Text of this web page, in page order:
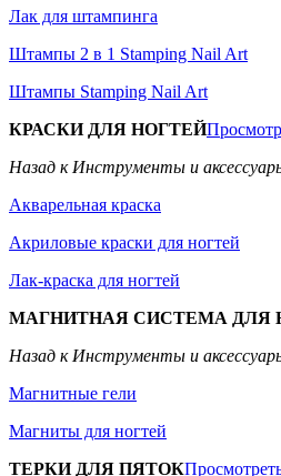
Лак для штампинга
Штампы 2 в 1 Stamping Nail Art
Штампы Stamping Nail Art
КРАСКИ ДЛЯ НОГТЕЙ
Назад к Инструменты и
Акварельная краска
Акриловые краски для ногтей
Лак-краска для ногтей
МАГНИТНАЯ СИСТЕМА ДЛЯ
Назад к Инструменты и
Магнитные гели
Магниты для ногтей
ТЕРКИ ДЛЯ ПЯТОК